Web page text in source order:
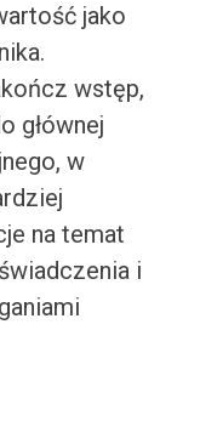
jako
wstęp,
głównej
w
na temat
i